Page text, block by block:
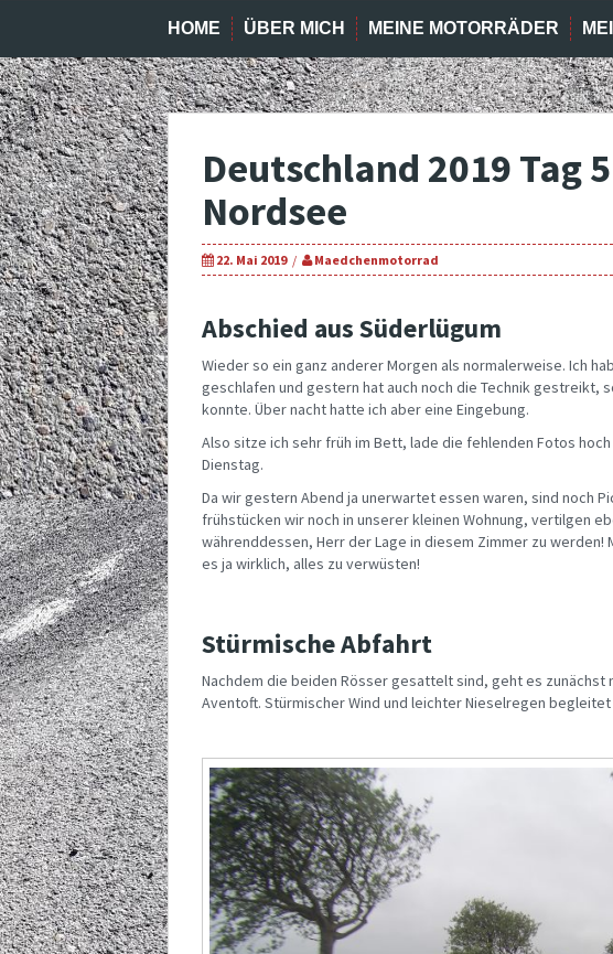
HOME ÜBER MICH MEINE MOTORRÄDER
Deutschland 2019 Tag
Nordsee
22. Mai 2019 Maedchenmotorrad
Abschied aus Süderlügum
Wieder so ein ganz anderer Morgen als normalerweise. Ich
geschlafen und gestern hat auch noch die Technik gestreikt,
konnte. Über nacht hatte ich aber eine Eingebung.
Also sitze ich sehr früh im Bett, lade die fehlenden Fotos
Dienstag.
Da wir gestern Abend ja unerwartet essen waren, sind noch
frühstücken wir noch in unserer kleinen Wohnung, vertilgen
währenddessen, Herr der Lage in diesem Zimmer zu werden!
es ja wirklich, alles zu verwüsten!
Stürmische Abfahrt
Nachdem die beiden Rösser gesattelt sind, geht es zunächst
Aventoft. Stürmischer Wind und leichter Nieselregen